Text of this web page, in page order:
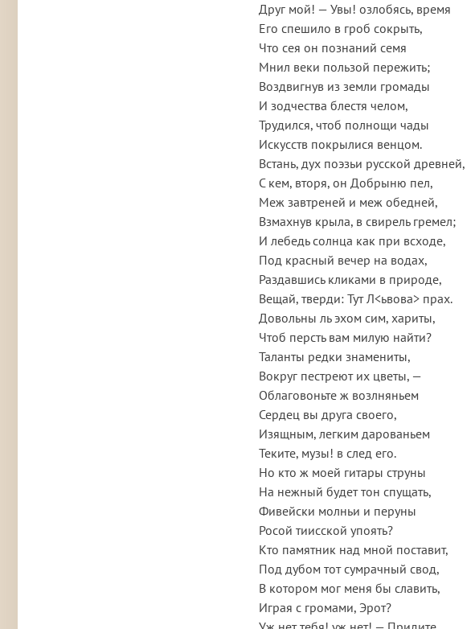
Друг мой! — Увы! озлобясь, время
Его спешило в гроб сокрыть,
Что сея он познаний семя
Мнил веки пользой пережить;
Воздвигнув из земли громады
И зодчества блестя челом,
Трудился, чтоб полнощи чады
Искусств покрылися венцом.
Встань, дух поэзьи русской древней,
С кем, вторя, он Добрыню пел,
Меж завтреней и меж обедней,
Взмахнув крыла, в свирель гремел;
И лебедь солнца как при всходе,
Под красный вечер на водах,
Раздавшись кликами в природе,
Вещай, тверди: Тут Л<ьвова> прах.
Довольны ль эхом сим, хариты,
Чтоб персть вам милую найти?
Таланты редки знамениты,
Вокруг пестреют их цветы, —
Облаговоньте ж возлняньем
Сердец вы друга своего,
Изящным, легким дарованьем
Теките, музы! в след его.
Но кто ж моей гитары струны
На нежный будет тон спущать,
Фивейски молньи и перуны
Росой тиисской упоять?
Кто памятник над мной поставит,
Под дубом тот сумрачный свод,
В котором мог меня бы славить,
Играя с громами, Эрот?